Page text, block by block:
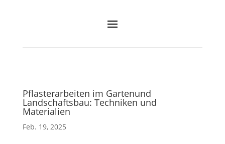
Pflasterarbeiten im Gartenund
Landschaftsbau: Techniken und
Materialien
Feb. 19, 2025